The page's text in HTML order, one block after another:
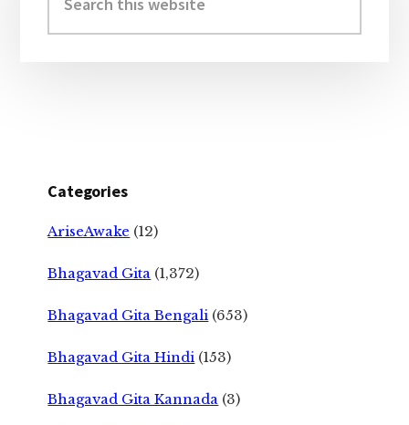
this
website
Categories
AriseAwake (12)
Bhagavad Gita (1,372)
Bhagavad Gita Bengali (653)
Bhagavad Gita Hindi (153)
Bhagavad Gita Kannada (3)